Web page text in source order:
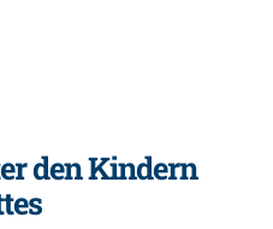
den Kindern